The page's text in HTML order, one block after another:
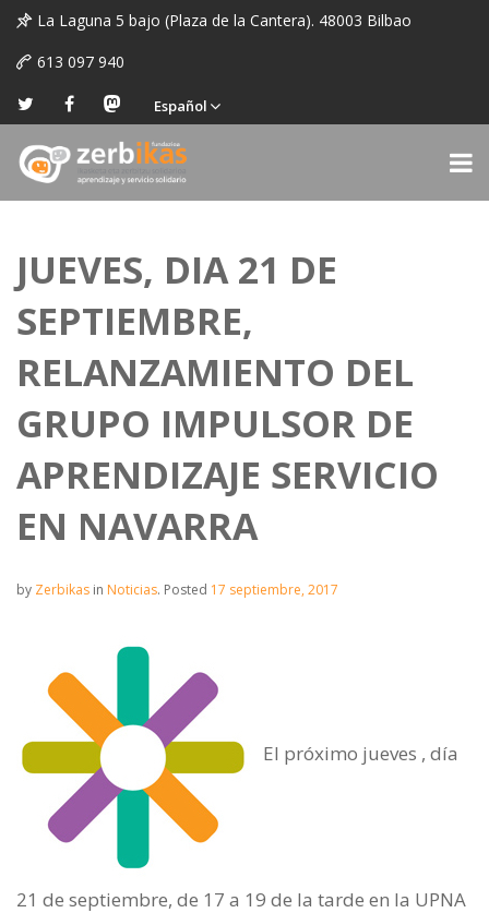
La Laguna 5 bajo (Plaza de la Cantera). 48003 Bilbao
613 097 940
Español
JUEVES, DIA 21 DE
SEPTIEMBRE,
RELANZAMIENTO DEL
GRUPO IMPULSOR DE
APRENDIZAJE SERVICIO
EN NAVARRA
by Zerbikas in Noticias. Posted 17 septiembre, 2017
El próximo jueves , día
21 de septiembre, de 17 a 19 de la tarde en la UPNA